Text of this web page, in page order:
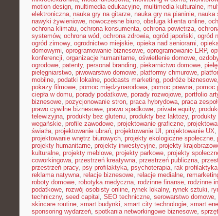
motion design, multimedia edukacyjne, multimedia kulturalne,
elektroniczna, nauka gry na gitarze, nauka gry na pianinie, nauka
nawyki żywieniowe, nowoczesne biuro, obsługa klienta online,
ochrona klimatu, ochrona konsumenta, ochrona powietrza,
systemów, ochrona wód, ochrona zdrowia, ogród japoński, ogród
ogród zimowy, ogrodnictwo miejskie, opieka nad seniorami,
domowymi, oprogramowanie biznesowe, oprogramowanie ERP,
konferencji, organizacje humanitarne, oświetlenie domowe,
ogrodowe, patenty, personal branding, piekarnictwo domowe,
pielęgniarstwo, piwowarstwo domowe, platformy chmurowe,
mobilne, podatki lokalne, podcasts marketing, podróże biznesowe
pokazy filmowe, pomoc międzynarodowa, pomoc prawna, pomoc
ciepła w domu, porady podatkowe, porady rozwojowe, portfolio
biznesowe, pozycjonowanie stron, praca hybrydowa, praca
prawo cywilne biznesowe, prawo spadkowe, private equity,
telewizyjna, produkty bez glutenu, produkty bez laktozy, produkty
wegańskie, profile zawodowe, projektowanie graficzne,
światła, projektowanie ubrań, projektowanie UI , projektowanie UX,
projektowanie wnętrz biurowych, projekty ekologiczne społeczne,
projekty humanitarne, projekty inwestycyjne, projekty
kulturalne, projekty meblowe, projekty parkowe, projekty
coworkingowa, przestrzeń kreatywna, przestrzeń publiczna,
przestrzeń pracy, psy profilaktyka, psychoterapia, rak profilaktyka
reklama natywna, relacje biznesowe, relacje medialne,
roboty domowe, robotyka medyczna, rodzinne finanse, rodzinne
podatkowe, rozwój osobisty online, rynek lokalny, rynek sztuki,
techniczny, seed capital , SEO techniczne, serowarstwo domowe,
skincare routine, smart budynki, smart city technologie, smart
sponsoring wydarzeń, spotkania networkingowe biznesowe,